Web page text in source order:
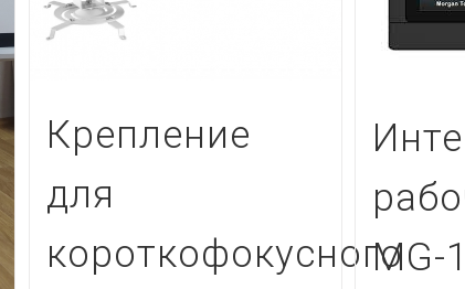
Крепление
для
короткофокусногоMG-